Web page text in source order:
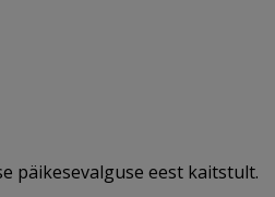
päikesevalguse eest kaitstult.